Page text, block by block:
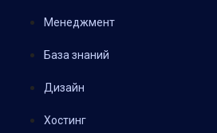
Менеджмент
База знаний
Дизайн
Хостинг